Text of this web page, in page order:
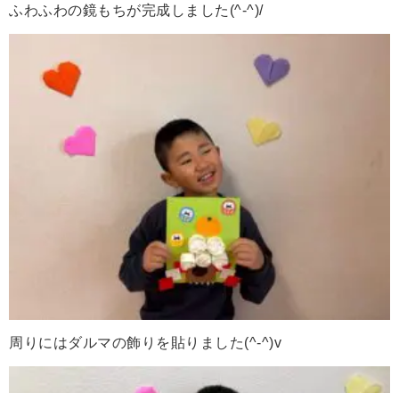
ふわふわの鏡もちが完成しました(^-^)/
周りにはダルマの飾りを貼りました(^-^)v